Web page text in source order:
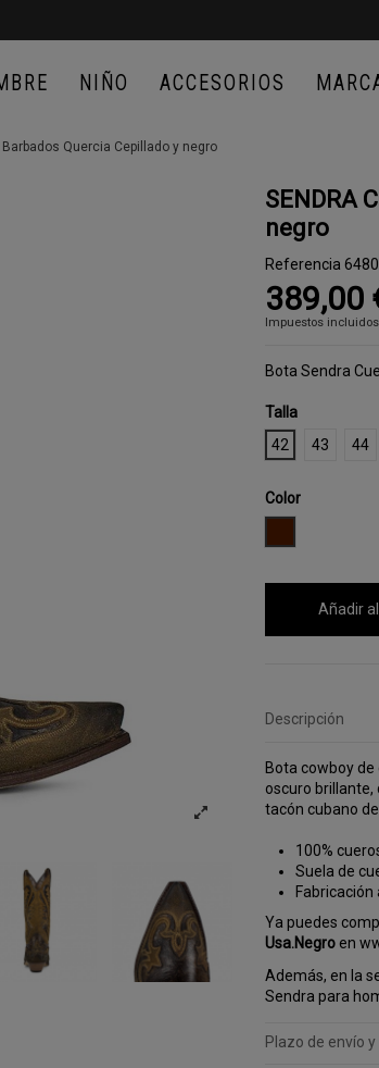
NIÑO ACCESORIOS
Barbados Quercia Cepillado y negro
SENDRA
negro
Referencia
389,00
Impuestos incluidos
Bota Sendra
Talla
42
43 44
Color
Añadir
Descripción
Bota cowboy de
oscuro brillante,
tacón cubano
100%
Suela de
Fabricación
Ya puedes
Usa.Negro en
Además, en la
Sendra para
Plazo de envío